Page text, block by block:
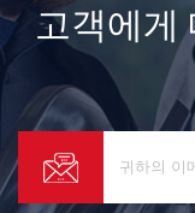
고객에게